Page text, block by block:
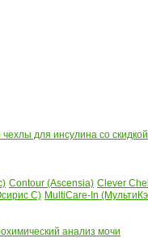
для инсулина со скидкой
Contour (Ascensia) Clever
С) MultiCare-In
анализ мочи